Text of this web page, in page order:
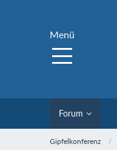
Menü
Forum
Gipfelkonferenz